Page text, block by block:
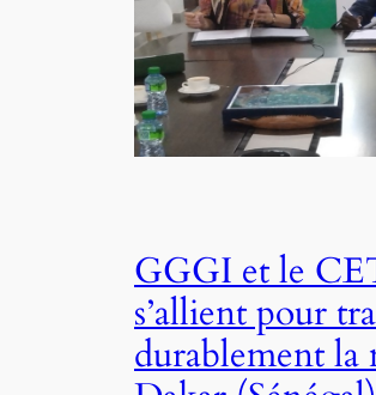
GGGI et le
s’allient pour
durablement la